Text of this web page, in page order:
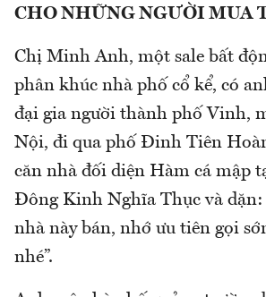
CHO NHỮNG NGƯỜI MUA
Chị Minh Anh, một sale bất
phân khúc nhà phố cổ kể, có
đại gia người thành phố Vinh,
Nội, đi qua phố Đinh Tiên
căn nhà đối diện Hàm cá mập
Đông Kinh Nghĩa Thục và dặn:
nhà này bán, nhớ ưu tiên gọi
nhé”.